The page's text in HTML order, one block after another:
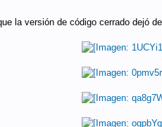
la versión de código cerrado dejó